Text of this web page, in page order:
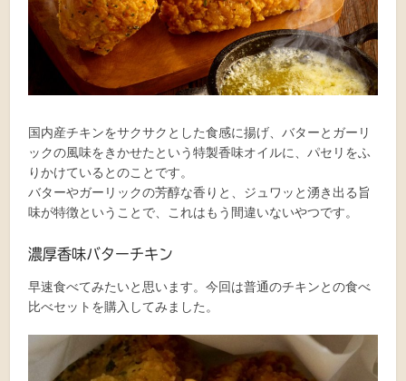
国内産チキンをサクサクとした食感に揚げ、バターとガーリ
ックの風味をきかせたという特製香味オイルに、パセリをふ
りかけているとのことです。
バターやガーリックの芳醇な香りと、ジュワッと湧き出る旨
味が特徴ということで、これはもう間違いないやつです。
濃厚香味バターチキン
早速食べてみたいと思います。今回は普通のチキンとの食べ
比べセットを購入してみました。